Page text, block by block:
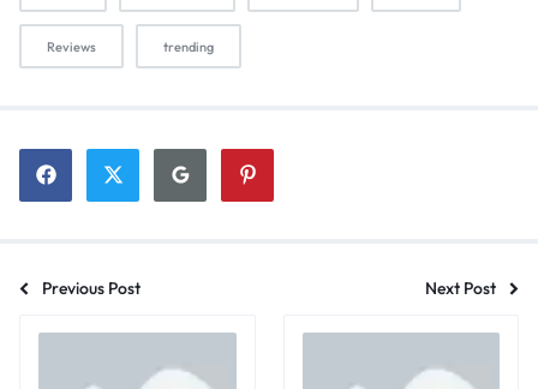
Reviews trending
Previous Post Next Post